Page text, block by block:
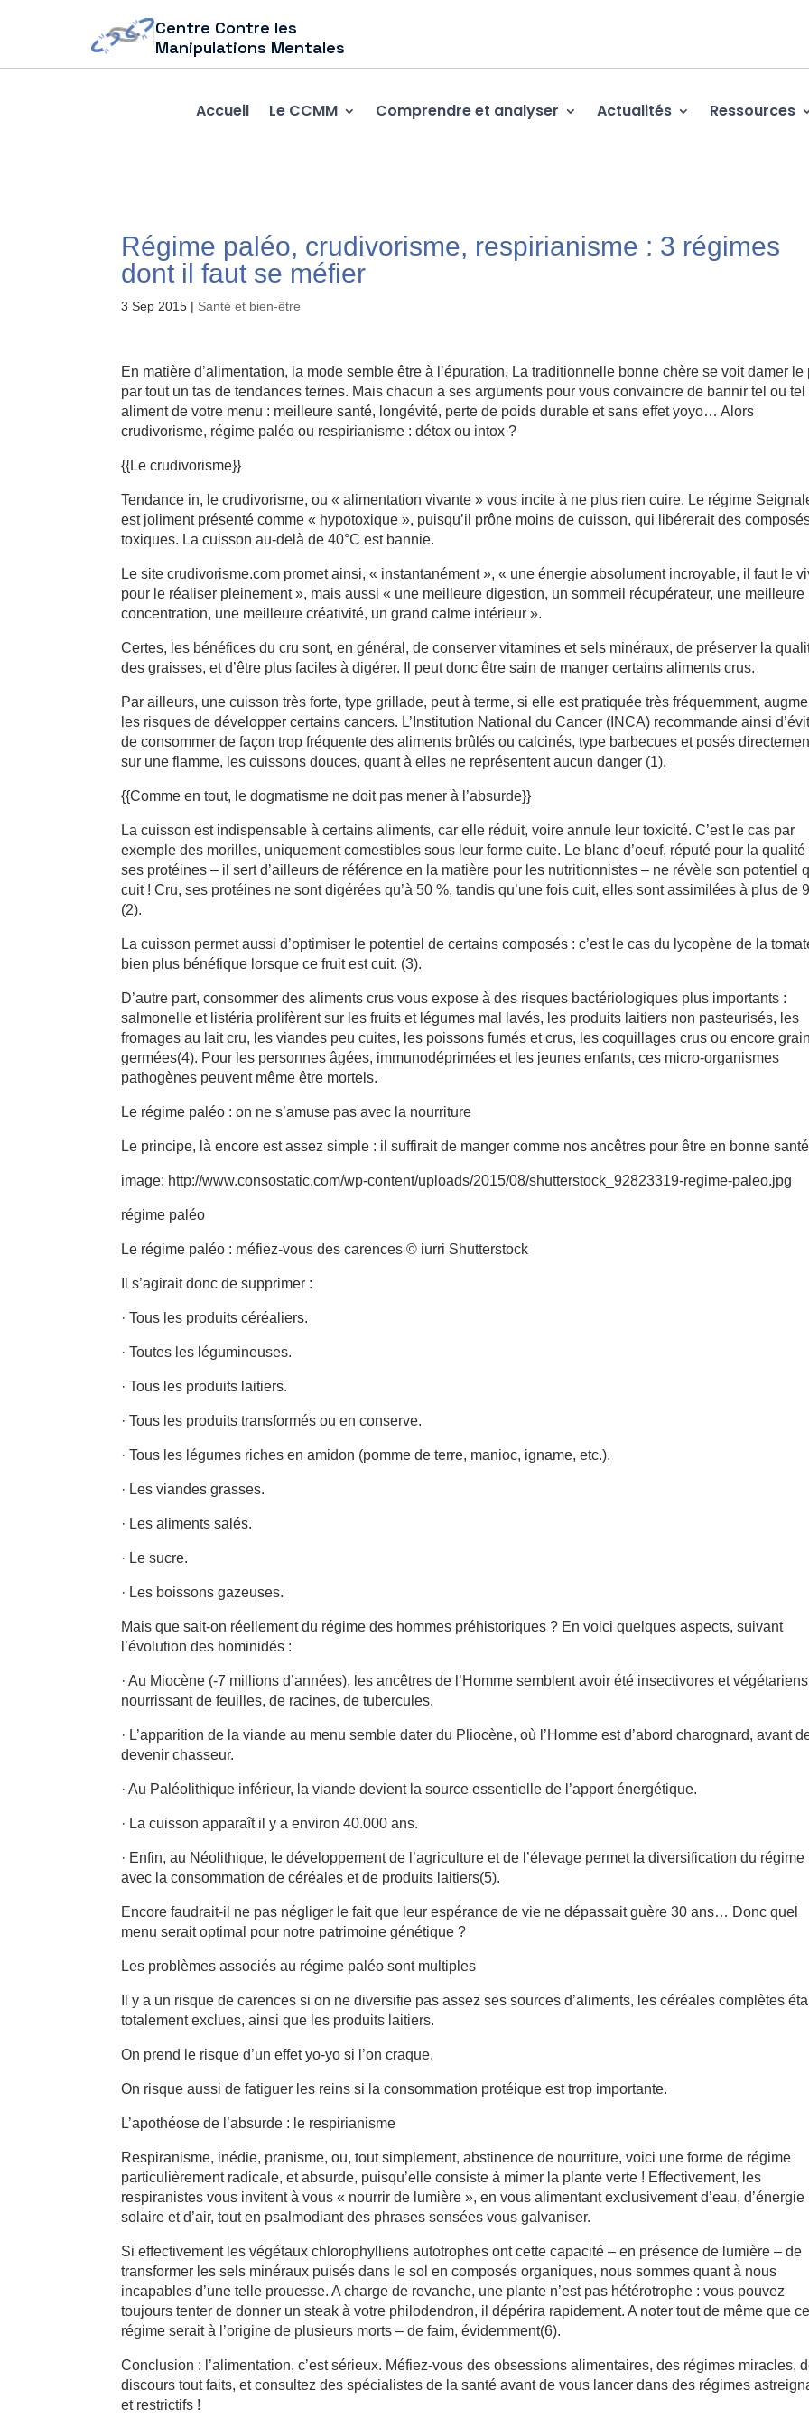
Centre Contre les
Manipulations Mentales
Accueil Le CCMM Comprendre et analyser Actualités Ressources
Régime paléo, crudivorisme, respirianisme : 3 régimes
dont il faut se méfier
3 Sep 2015 | Santé et bien-être
En matière d’alimentation, la mode semble être à l’épuration. La traditionnelle bonne chère se voit damer le
par tout un tas de tendances ternes. Mais chacun a ses arguments pour vous convaincre de bannir tel ou tel
aliment de votre menu : meilleure santé, longévité, perte de poids durable et sans effet yoyo… Alors
crudivorisme, régime paléo ou respirianisme : détox ou intox ?
{{Le crudivorisme}}
Tendance in, le crudivorisme, ou « alimentation vivante » vous incite à ne plus rien cuire. Le régime
est joliment présenté comme « hypotoxique », puisqu’il prône moins de cuisson, qui libérerait des
toxiques. La cuisson au-delà de 40°C est bannie.
Le site crudivorisme.com promet ainsi, « instantanément », « une énergie absolument incroyable, il faut le
pour le réaliser pleinement », mais aussi « une meilleure digestion, un sommeil récupérateur, une meilleure
concentration, une meilleure créativité, un grand calme intérieur ».
Certes, les bénéfices du cru sont, en général, de conserver vitamines et sels minéraux, de préserver la
des graisses, et d’être plus faciles à digérer. Il peut donc être sain de manger certains aliments crus.
Par ailleurs, une cuisson très forte, type grillade, peut à terme, si elle est pratiquée très fréquemment,
les risques de développer certains cancers. L’Institution National du Cancer (INCA) recommande ainsi
de consommer de façon trop fréquente des aliments brûlés ou calcinés, type barbecues et posés
sur une flamme, les cuissons douces, quant à elles ne représentent aucun danger (1).
{{Comme en tout, le dogmatisme ne doit pas mener à l’absurde}}
La cuisson est indispensable à certains aliments, car elle réduit, voire annule leur toxicité. C’est le cas par
exemple des morilles, uniquement comestibles sous leur forme cuite. Le blanc d’oeuf, réputé pour la qualité
ses protéines – il sert d’ailleurs de référence en la matière pour les nutritionnistes – ne révèle son potentiel
cuit ! Cru, ses protéines ne sont digérées qu’à 50 %, tandis qu’une fois cuit, elles sont assimilées à plus de
(2).
La cuisson permet aussi d’optimiser le potentiel de certains composés : c’est le cas du lycopène de la
bien plus bénéfique lorsque ce fruit est cuit. (3).
D’autre part, consommer des aliments crus vous expose à des risques bactériologiques plus importants :
salmonelle et listéria prolifèrent sur les fruits et légumes mal lavés, les produits laitiers non pasteurisés, les
fromages au lait cru, les viandes peu cuites, les poissons fumés et crus, les coquillages crus ou encore
germées(4). Pour les personnes âgées, immunodéprimées et les jeunes enfants, ces micro-organismes
pathogènes peuvent même être mortels.
Le régime paléo : on ne s’amuse pas avec la nourriture
Le principe, là encore est assez simple : il suffirait de manger comme nos ancêtres pour être en bonne
image: http://www.consostatic.com/wp-content/uploads/2015/08/shutterstock_92823319-regime-paleo.jpg
régime paléo
Le régime paléo : méfiez-vous des carences © iurri Shutterstock
Il s’agirait donc de supprimer :
· Tous les produits céréaliers.
· Toutes les légumineuses.
· Tous les produits laitiers.
· Tous les produits transformés ou en conserve.
· Tous les légumes riches en amidon (pomme de terre, manioc, igname, etc.).
· Les viandes grasses.
· Les aliments salés.
· Le sucre.
· Les boissons gazeuses.
Mais que sait-on réellement du régime des hommes préhistoriques ? En voici quelques aspects, suivant
l’évolution des hominidés :
· Au Miocène (-7 millions d’années), les ancêtres de l’Homme semblent avoir été insectivores et
nourrissant de feuilles, de racines, de tubercules.
· L’apparition de la viande au menu semble dater du Pliocène, où l’Homme est d’abord charognard, avant
devenir chasseur.
· Au Paléolithique inférieur, la viande devient la source essentielle de l’apport énergétique.
· La cuisson apparaît il y a environ 40.000 ans.
· Enfin, au Néolithique, le développement de l’agriculture et de l’élevage permet la diversification du régime
avec la consommation de céréales et de produits laitiers(5).
Encore faudrait-il ne pas négliger le fait que leur espérance de vie ne dépassait guère 30 ans… Donc quel
menu serait optimal pour notre patrimoine génétique ?
Les problèmes associés au régime paléo sont multiples
Il y a un risque de carences si on ne diversifie pas assez ses sources d’aliments, les céréales complètes
totalement exclues, ainsi que les produits laitiers.
On prend le risque d’un effet yo-yo si l’on craque.
On risque aussi de fatiguer les reins si la consommation protéique est trop importante.
L’apothéose de l’absurde : le respirianisme
Respiranisme, inédie, pranisme, ou, tout simplement, abstinence de nourriture, voici une forme de régime
particulièrement radicale, et absurde, puisqu’elle consiste à mimer la plante verte ! Effectivement, les
respiranistes vous invitent à vous « nourrir de lumière », en vous alimentant exclusivement d’eau, d’énergie
solaire et d’air, tout en psalmodiant des phrases sensées vous galvaniser.
Si effectivement les végétaux chlorophylliens autotrophes ont cette capacité – en présence de lumière – de
transformer les sels minéraux puisés dans le sol en composés organiques, nous sommes quant à nous
incapables d’une telle prouesse. A charge de revanche, une plante n’est pas hétérotrophe : vous pouvez
toujours tenter de donner un steak à votre philodendron, il dépérira rapidement. A noter tout de même que ce
régime serait à l’origine de plusieurs morts – de faim, évidemment(6).
Conclusion : l’alimentation, c’est sérieux. Méfiez-vous des obsessions alimentaires, des régimes miracles,
discours tout faits, et consultez des spécialistes de la santé avant de vous lancer dans des régimes
et restrictifs !